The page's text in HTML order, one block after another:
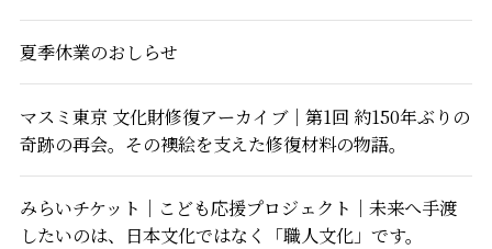
夏季休業のおしらせ
マスミ東京 文化財修復アーカイブ｜第1回 約150年ぶりの
奇跡の再会。その襖絵を支えた修復材料の物語。
みらいチケット｜こども応援プロジェクト｜未来へ手渡
したいのは、日本文化ではなく「職人文化」です。